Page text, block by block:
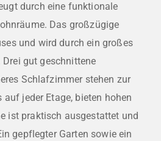
durch eine funktionale
Das großzügige
und wird durch ein großes
gut geschnittene
Schlafzimmer stehen zur
jeder Etage, bieten hohen
ist praktisch ausgestattet und
gepflegter Garten sowie ein